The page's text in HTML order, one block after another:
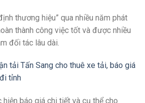
thương hiệu” qua nhiều năm phát
thành công việc tốt và được nhiều
đối tác lâu dài.
tải Tấn Sang cho thuê xe tải, báo giá
tỉnh
báo giá chi tiết và cụ thể cho